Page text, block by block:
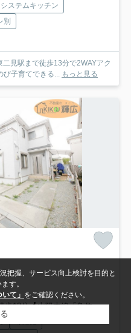
システムキッチン
別
見駅まで徒歩13分で2WAYアク
び子育てできる... もっと見る
歩12分
山陽本線「魚住」駅 徒歩32分
把握、サービス向上検討を目的と
す。
て」 をご確認ください。